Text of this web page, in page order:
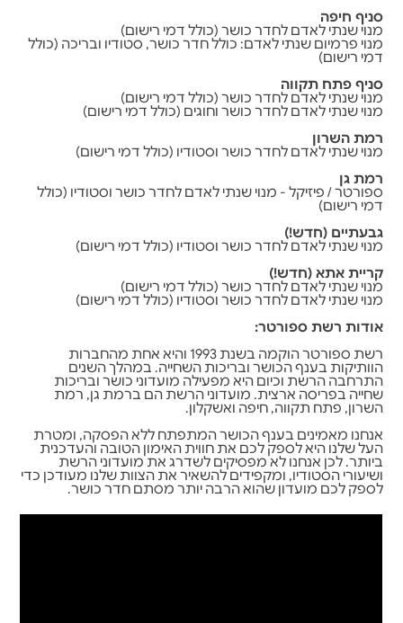
סניף חיפה
מנוי שנתי לאדם לחדר כושר (כולל דמי רישום)
מנוי פרמיום שנתי לאדם: כולל חדר כושר, סטודיו ובריכה (כולל
דמי רישום)
סניף פתח תקווה
מנוי שנתי לאדם לחדר כושר (כולל דמי רישום)
מנוי שנתי לאדם לחדר כושר וחוגים (כולל דמי רישום)
רמת השרון
מנוי שנתי לאדם לחדר כושר וסטודיו (כולל דמי רישום)
רמת גן
ספורטר / פיזיקל - מנוי שנתי לאדם לחדר כושר וסטודיו (כולל
דמי רישום)
גבעתיים (חדש!)
מנוי שנתי לאדם לחדר כושר וסטודיו (כולל דמי רישום)
קריית אתא (חדש!)
מנוי שנתי לאדם לחדר כושר (כולל דמי רישום)
מנוי שנתי לאדם לחדר כושר וסטודיו (כולל דמי רישום)
אודות רשת ספורטר:
רשת ספורטר הוקמה בשנת 1993 והיא אחת מהחברות
הוותיקות בענף הכושר ובריכות השחייה. במהלך השנים
התרחבה הרשת וכיום היא מפעילה מועדוני כושר ובריכות
שחייה בפריסה ארצית. מועדוני הרשת הם ברמת גן, רמת
השרון, פתח תקווה, חיפה ואשקלון.
אנחנו מאמינים בענף הכושר המתפתח ללא הפסקה, ומטרת
העל שלנו היא לספק לכם את חווית האימון הטובה והעדכנית
ביותר. לכן אנחנו לא מפסיקים לשדרג את מועדוני הרשת
ושיעורי הסטודיו, ומקפידים להשאיר את הצוות שלנו מעודכן כדי
לספק לכם מועדון שהוא הרבה יותר מסתם חדר כושר.